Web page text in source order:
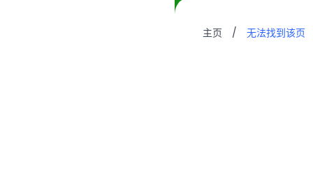
主页 / 无法找到该页